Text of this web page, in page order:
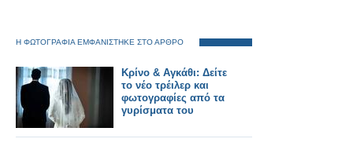
Η ΦΩΤΟΓΡΑΦΙΑ ΕΜΦΑΝΙΣΤΗΚΕ ΣΤΟ ΑΡΘΡΟ
Κρίνο & Αγκάθι: Δείτε
το νέο τρέιλερ και
φωτογραφίες από τα
γυρίσματα του